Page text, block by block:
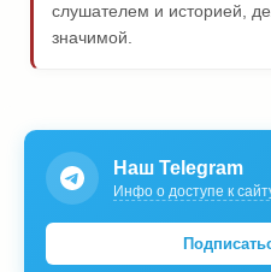
слушателем и историей,
значимой.
Наш Telegram
Инфо о доступе к